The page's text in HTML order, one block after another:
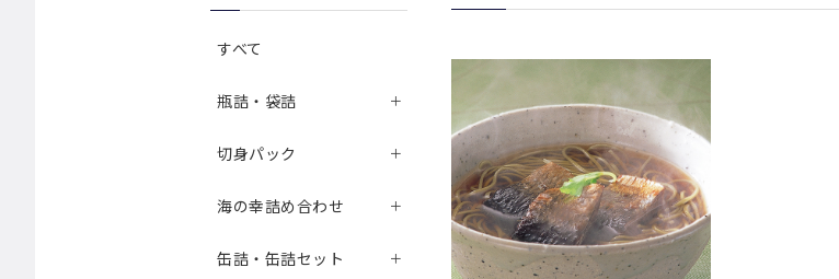
すべて
瓶詰・袋詰
切身パック
海の幸詰め合わせ
缶詰・缶詰セット